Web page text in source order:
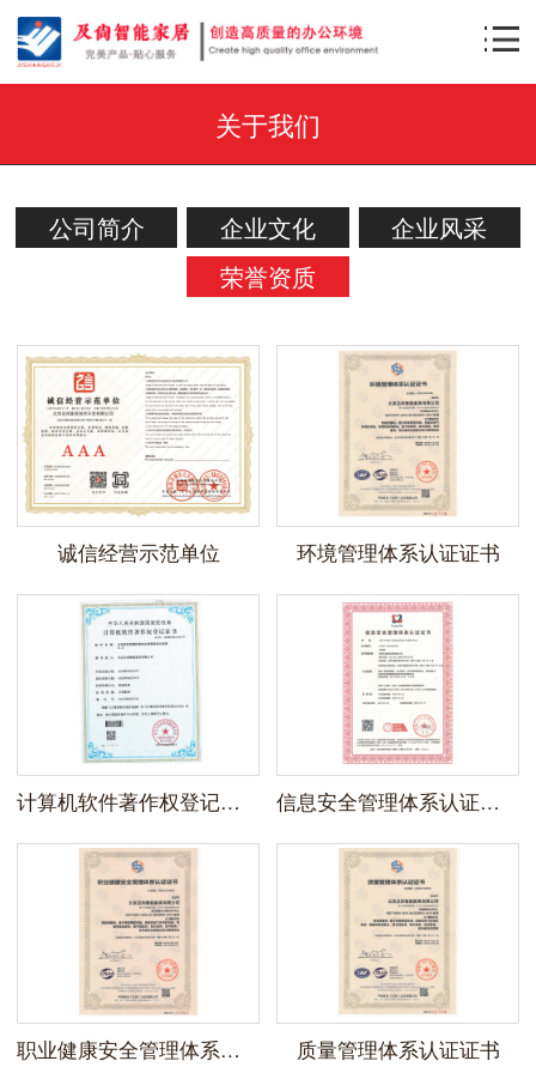
关于我们
公司简介 企业文化
企业风采
荣誉资质
诚信经营示范单位 环境管理体系认证证书
计算机软件著作权登记证书 信息安全管理体系认证证书
职业健康安全管理体系认证证书 质量管理体系认证证书